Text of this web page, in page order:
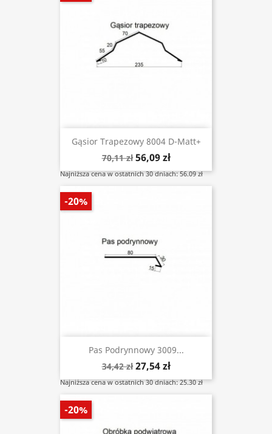
Gąsior Trapezowy 8004 D-Matt+
70,11 zł 56,09 zł
Najniższa cena w ostatnich 30 dniach: 56.09 zł
Pas Podrynnowy 3009...
34,42 zł 27,54 zł
Najniższa cena w ostatnich 30 dniach: 25.30 zł
-20%
-20%